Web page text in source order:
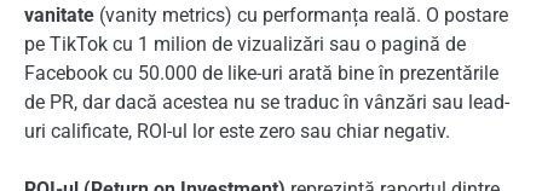
vanitate (vanity metrics) cu performanța reală. O postare
pe TikTok cu 1 milion de vizualizări sau o pagină de
Facebook cu 50.000 de like-uri arată bine în prezentările
de PR, dar dacă acestea nu se traduc în vânzări sau lead-
uri calificate, ROI-ul lor este zero sau chiar negativ.